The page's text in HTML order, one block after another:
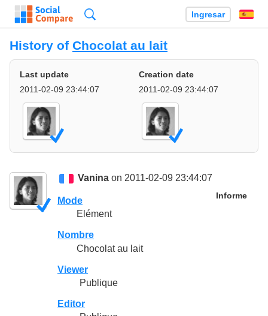
Ingresar
History of Chocolat au lait
Last update
2011-02-09 23:44:07
Creation date
2011-02-09 23:44:07
Vanina on 2011-02-09 23:44:07
Informe
Mode
Elément
Nombre
Chocolat au lait
Viewer
Publique
Editor